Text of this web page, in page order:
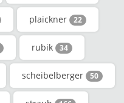
plaickner 22
rubik 34
scheibelberger 50